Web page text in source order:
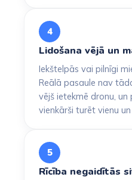
4
Lidošana vējā un
Iekštelpās vai pilnīgi
Reālā pasaule nav
vējš ietekmē dronu,
vienkārši turēt vienu
5
Rīcība negaidītās